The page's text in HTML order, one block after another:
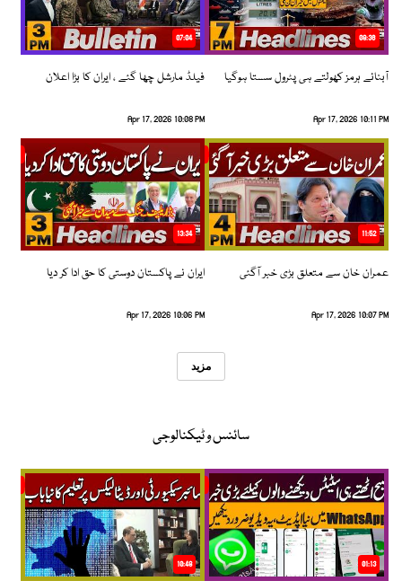
08:36
آبنائے ہرمز کھولتے ہی پٹرول سستا ہوگیا
Apr 17, 2026 10:11 PM
07:04
فیلڈ مارشل چھا گئے ، ایران کا بڑا اعلان
Apr 17, 2026 10:08 PM
11:52
عمران خان سے متعلق بڑی خبر آگئی
Apr 17, 2026 10:07 PM
13:34
ایران نے پاکستان دوستی کا حق ادا کر دیا
Apr 17, 2026 10:06 PM
مزید
سائنس و ٹیکنالوجی
01:13
10:48